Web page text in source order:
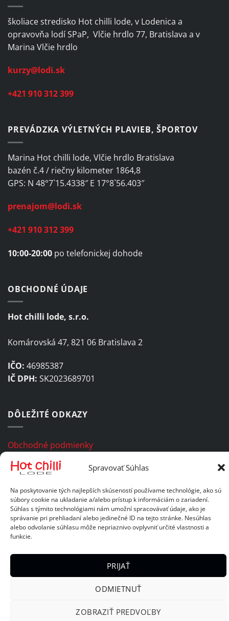
Spravovať Súhlas
Na poskytovanie tých najlepších skúseností používame technológie, ako sú
súbory cookie na ukladanie a/alebo prístup k informáciám o zariadení.
Súhlas s týmito technológiami nám umožní spracovávať údaje, ako je
správanie pri prehliadaní alebo jedinečné ID na tejto stránke. Nesúhlas
alebo odvolanie súhlasu môže nepriaznivo ovplyvniť určité vlastnosti a
funkcie.
PRIJAŤ
ODMIETNUŤ
ZOBRAZIŤ PREDVOĽBY
školiace stredisko Hot chilli lode, v Lodenica a
opravovňa lodí SPaP, Vlčie hrdlo 77, Bratislava a v
Marina Vlčie hrdlo
kurzy@lodi.sk
+421 910 312 399
PREVÁDZKA VÝLETNÝCH PLAVIEB, ŠPORTOV
Marina Hot chilli lode, Vlčie hrdlo Bratislava
bazén č.4 / riečny kilometer 1864,8
GPS: N 48°7`15.4338″ E 17°8`56.403″
prenajom@lodi.sk
+421 910 312 399
10:00-20:00 po telefonickej dohode
OBCHODNÉ ÚDAJE
Hot chilli lode, s.r.o.
Komárovská 47, 821 06 Bratislava 2
IČO: 46985387
IČ DPH: SK2023689701
DÔLEŽITÉ ODKAZY
Obchodné podmienky
Zásady ochrany osobných údajov
Copyright 2026 Hot chilli lode, s.r.o. Všetky práva vyhradené.